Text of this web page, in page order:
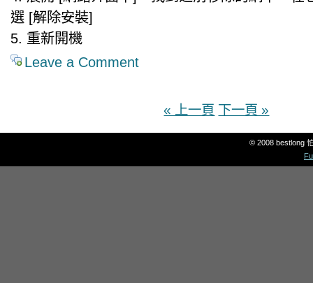
選 [解除安裝]
5. 重新開機
Leave a Comment
« 上一頁 下一頁 »
© 2008 bestlong